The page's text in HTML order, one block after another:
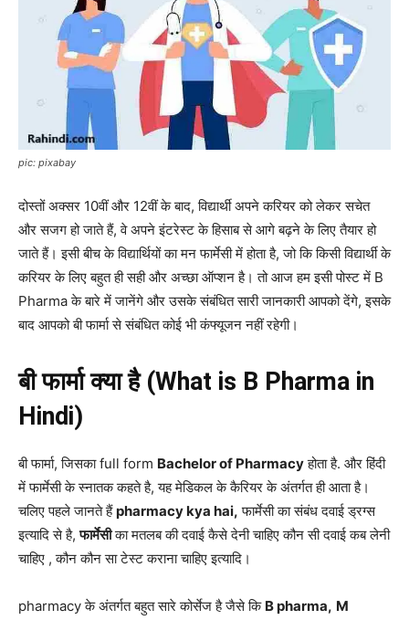
pic: pixabay
दोस्तों अक्सर 10वीं और 12वीं के बाद, विद्यार्थी अपने करियर को लेकर सचेत
और सजग हो जाते हैं, वे अपने इंटरेस्ट के हिसाब से आगे बढ़ने के लिए तैयार हो
जाते हैं। इसी बीच के विद्यार्थियों का मन फार्मेसी में होता है, जो कि किसी विद्यार्थी के
करियर के लिए बहुत ही सही और अच्छा ऑप्शन है। तो आज हम इसी पोस्ट में B
Pharma के बारे में जानेंगे और उसके संबंधित सारी जानकारी आपको देंगे, इसके
बाद आपको बी फार्मा से संबंधित कोई भी कंफ्यूजन नहीं रहेगी।
बी फार्मा क्या है (What is B Pharma in
Hindi)
बी फार्मा, जिसका full form Bachelor of Pharmacyहोता है. और हिंदी
में फार्मेसी के स्नातक कहते है, यह मेडिकल के कैरियर के अंतर्गत ही आता है।
चलिए पहले जानते हैंpharmacy kya hai, फार्मेसी का संबंध दवाई ड्रग्स
इत्यादि से है,फार्मेसीका मतलब की दवाई कैसे देनी चाहिए कौन सी दवाई कब लेनी
चाहिए , कौन कौन सा टेस्ट कराना चाहिए इत्यादि।
pharmacy के अंतर्गत बहुत सारे कोर्सेज है जैसे कि B pharma, M